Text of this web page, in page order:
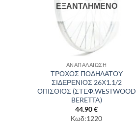
ΕΞΑΝΤΛΗΜΈΝΟ
ΑΝΑΠΑΛΑΙΩΣΗ
ΤΡΟΧΟΣ ΠΟΔΗΛΑΤΟΥ
ΣΙΔΕΡΕΝΙΟΣ 26Χ1.1/2
ΟΠΙΣΘΙΟΣ (ΣΤΕΦ.WESTWOOD
BERETTA)
44.90€
Κωδ:1220